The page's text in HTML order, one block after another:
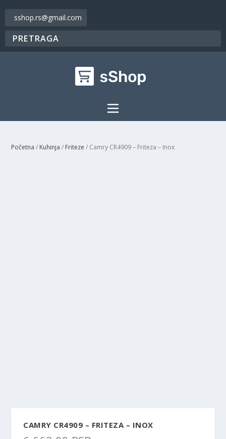
sshop.rs@gmail.com
Početna / Kuhinja / Friteze / Camry CR4909 – Friteza – Inox
CAMRY CR4909 – FRITEZA – INOX